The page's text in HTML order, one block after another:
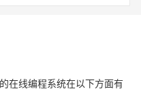
在线编程系统在以下方面有